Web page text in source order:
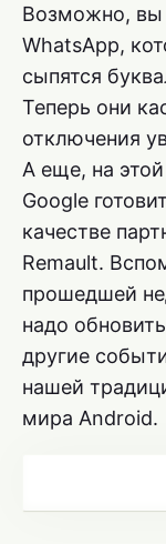
Возможно, вы
WhatsApp,
сыпятся
Теперь они
отключения
А еще, на
Google
качестве
Remault.
прошедшей
надо
другие
нашей
мира Android.